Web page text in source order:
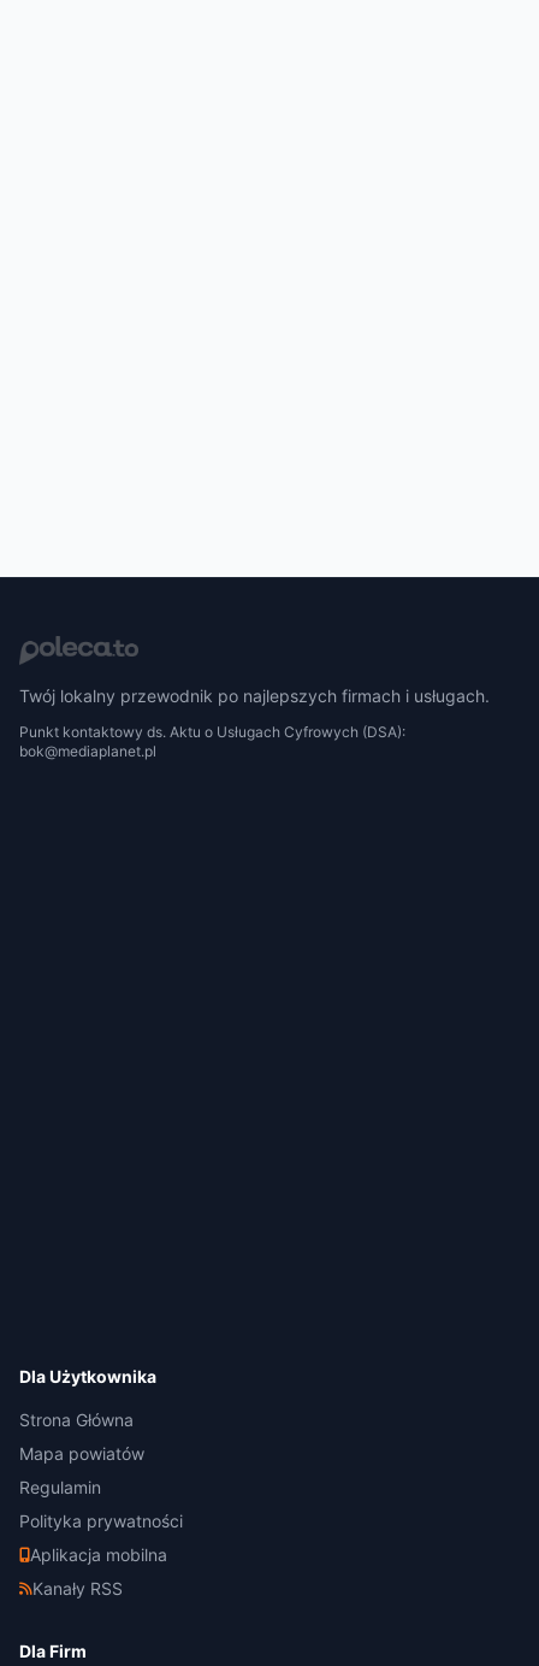
Twój lokalny przewodnik po najlepszych firmach i usługach.
Punkt kontaktowy ds. Aktu o Usługach Cyfrowych (DSA):
bok@mediaplanet.pl
Dla Użytkownika
Strona Główna
Mapa powiatów
Regulamin
Polityka prywatności
Aplikacja mobilna
Kanały RSS
Dla Firm